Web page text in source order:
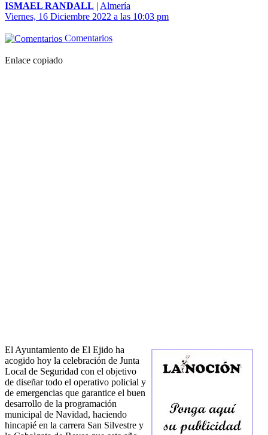
ISMAEL RANDALL | Almería
Viernes, 16 Diciembre 2022 a las 10:03 pm
Comentarios
Enlace copiado
El Ayuntamiento de El Ejido ha
acogido hoy la celebración de Junta
Local de Seguridad con el objetivo
de diseñar todo el operativo policial y
de emergencias que garantice el buen
desarrollo de la programación
municipal de Navidad, haciendo
hincapié en la carrera San Silvestre y